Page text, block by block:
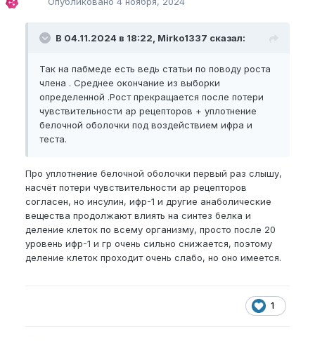
Пфф нет, с чего ты это взял ?
В 04.11.2024 в 18:22, Mirko1337 сказал:
Так на пабмеде есть ведь статьи по поводу роста
члена . Среднее окончание из выборки
определенной .Рост прекращается после потери
чувствительности ар рецепторов + уплотнение
белочной оболочки под воздействием ифра и
теста.
Про уплотнение белочной оболочки первый раз слышу,
насчёт потери чувствительности ар рецепторов
согласен, но инсулин, ифр-1 и другие анаболические
вещества продолжают влиять на синтез белка и
деление клеток по всему организму, просто после 20
уровень ифр-1 и гр очень сильно снижается, поэтому
деление клеток проходит очень слабо, но оно имеется.
1